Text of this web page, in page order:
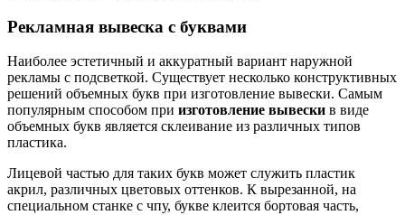
Рекламная вывеска с буквами
Наиболее эстетичный и аккуратный вариант наружной
рекламы с подсветкой. Существует несколько конструктивных
решений объемных букв при изготовление вывески. Самым
популярным способом при изготовление вывески в виде
объемных букв является склеивание из различных типов
пластика.
Лицевой частью для таких букв может служить пластик
акрил, различных цветовых оттенков. К вырезанной, на
специальном станке с чпу, букве клеится бортовая часть,